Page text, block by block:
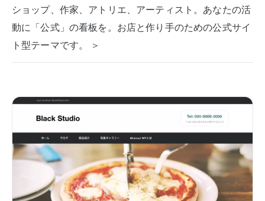
ショップ、作家、アトリエ、アーティスト。あなたの活
動に「公式」の看板を。お店と作り手のための公式サイ
ト型テーマです。 ＞